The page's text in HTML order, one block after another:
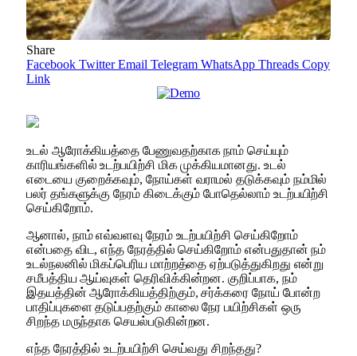
Share
Facebook Twitter Email Telegram WhatsApp Threads Copy
Link
உடல் ஆரோக்கியத்தை பேணுவதற்காக நாம் செய்யும்
காரியங்களில் உடற்பயிற்சி மிக முக்கியமானது. உடல்
எடையை குறைக்கவும், நோய்கள் வராமல் தடுக்கவும் நம்மில்
பலர் தங்களுக்கு நேரம் கிடைக்கும் போதெல்லாம் உடற்பயிற்சி
செய்கிறோம்.
ஆனால், நாம் எவ்வளவு நேரம் உடற்பயிற்சி செய்கிறோம்
என்பதை விட, எந்த நேரத்தில் செய்கிறோம் என்பதுதான் நம்
உடல்நலனில் மிகப்பெரிய மாற்றத்தை ஏற்படுத்துகிறது என்று
சமீபத்திய ஆய்வுகள் தெரிவிக்கின்றன. குறிப்பாக, நம்
இதயத்தின் ஆரோக்கியத்திற்கும், சர்க்கரை நோய் போன்ற
பாதிப்புகளை தடுப்பதற்கும் காலை நேர பயிற்சிகள் ஒரு
சிறந்த மருந்தாக செயல்படுகின்றன.
எந்த நேரத்தில் உடற்பயிற்சி செய்வது சிறந்தது?